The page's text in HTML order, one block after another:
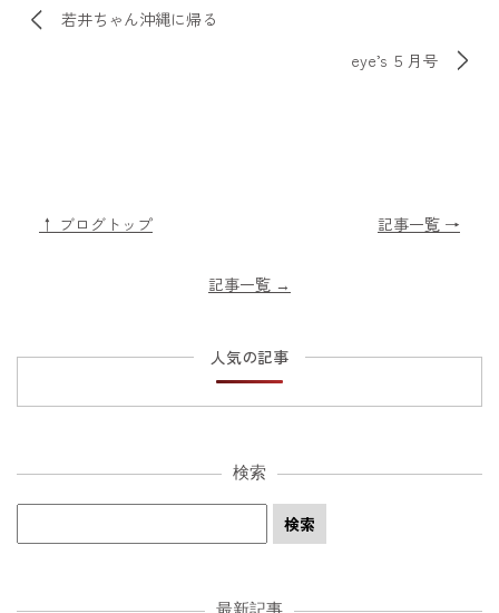
若井ちゃん沖縄に帰る
eye’s ５月号
↑ ブログトップ 記事一覧 →
記事一覧 →
人気の記事
検索